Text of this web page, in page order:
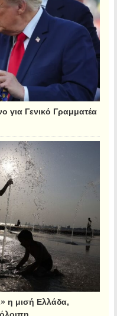
για Γενικό Γραμματέα
η μισή Ελλάδα,